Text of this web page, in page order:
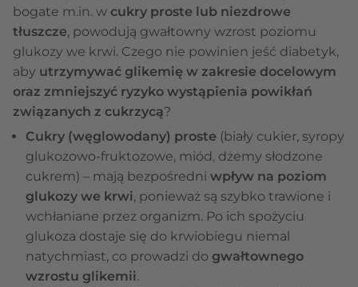
bogate m.in. w cukry proste lub niezdrowe
tłuszcze, powodują gwałtowny wzrost poziomu
glukozy we krwi. Czego nie powinien jeść diabetyk,
aby utrzymywać glikemię w zakresie docelowym
oraz zmniejszyć ryzyko wystąpienia powikłań
związanych z cukrzycą?
Cukry (węglowodany) proste (biały cukier, syropy
glukozowo-fruktozowe, miód, dżemy słodzone
cukrem) – mają bezpośredni wpływ na poziom
glukozy we krwi, ponieważ są szybko trawione i
wchłaniane przez organizm. Po ich spożyciu
glukoza dostaje się do krwiobiegu niemal
natychmiast, co prowadzi do gwałtownego
wzrostu glikemii.